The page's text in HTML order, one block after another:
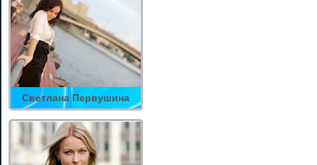
Светлана Первушина